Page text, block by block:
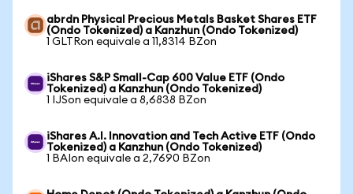
abrdn Physical Precious Metals Basket Shares ETF
(Ondo Tokenized) a Kanzhun (Ondo Tokenized)
1 GLTRon equivale a 11,8314 BZon
iShares S&P Small-Cap 600 Value ETF (Ondo
Tokenized) a Kanzhun (Ondo Tokenized)
1 IJSon equivale a 8,6838 BZon
iShares A.I. Innovation and Tech Active ETF (Ondo
Tokenized) a Kanzhun (Ondo Tokenized)
1 BAIon equivale a 2,7690 BZon